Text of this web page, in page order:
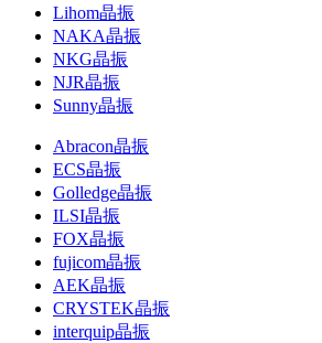
Lihom晶振
NAKA晶振
NKG晶振
NJR晶振
Sunny晶振
Abracon晶振
ECS晶振
Golledge晶振
ILSI晶振
FOX晶振
fujicom晶振
AEK晶振
CRYSTEK晶振
interquip晶振